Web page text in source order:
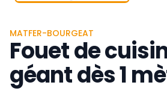
MATFER-BOURGEAT
Fouet de
géant dès 1